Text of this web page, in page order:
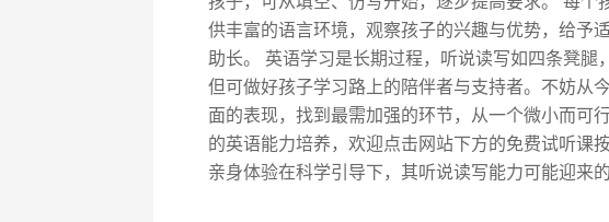
供丰富的语言环境，观察孩子的兴趣与优势，给予
助长。 英语学习是长期过程，听说读写如四条凳腿
但可做好孩子学习路上的陪伴者与支持者。不妨从
面的表现，找到最需加强的环节，从一个微小而可
的英语能力培养，欢迎点击网站下方的免费试听课
亲身体验在科学引导下，其听说读写能力可能迎来的